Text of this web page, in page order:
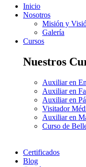
Inicio
Nosotros
Misión y
Galería
Cursos
Nuestros
Auxiliar en
Auxiliar en
Auxiliar en
Visitador
Auxiliar en
Curso de
Certificados
Blog